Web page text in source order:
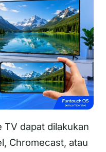
dapat dilakukan
Chromecast, atau